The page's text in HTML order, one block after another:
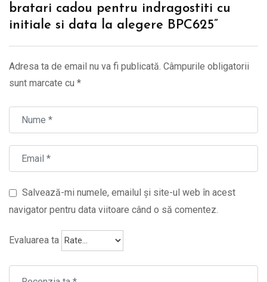
bratari cadou pentru indragostiti cu
initiale si data la alegere BPC625”
Adresa ta de email nu va fi publicată. Câmpurile obligatorii
sunt marcate cu *
Salvează-mi numele, emailul și site-ul web în acest
navigator pentru data viitoare când o să comentez.
Evaluarea ta